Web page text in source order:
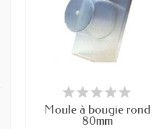
DERNIERS ARTICLES EN STOCK
Moule à bougie rond
80mm